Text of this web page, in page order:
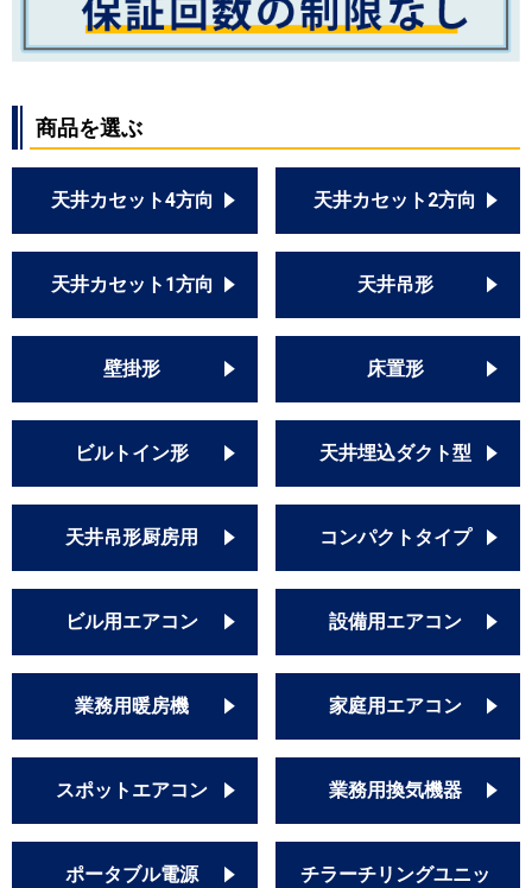
商品を選ぶ
天井カセット4方向 天井カセット2方向
天井カセット1方向 天井吊形
壁掛形 床置形
ビルトイン形 天井埋込ダクト型
天井吊形厨房用 コンパクトタイプ
ビル用エアコン 設備用エアコン
業務用暖房機 家庭用エアコン
スポットエアコン 業務用換気機器
ポータブル電源
チラーチリングユニッ